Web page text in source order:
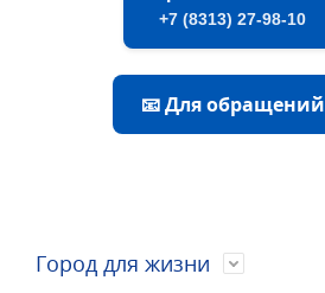
+7 (8313) 27-98-10
📧 Для обращений
Город для жизни